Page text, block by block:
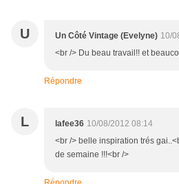
U Un Côté Vintage (Evelyne) 10/
<br /> Du beau travail!! et
Répondre
L lafee36 10/08/2012 08:14
<br /> belle inspiration trés
de semaine !!!<br />